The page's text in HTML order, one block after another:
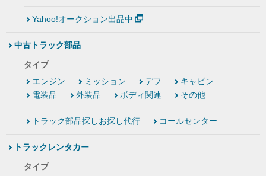
Yahoo!オークション出品中
中古トラック部品
タイプ
エンジン
ミッション デフ
キャビン
電装品
外装品 ボディ関連 その他
トラック部品探しお探し代行 コールセンター
トラックレンタカー
タイプ